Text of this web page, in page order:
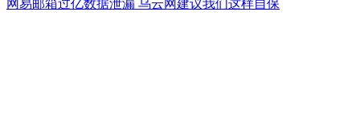
网易邮箱过亿数据泄漏 乌云网建议我们这样自保